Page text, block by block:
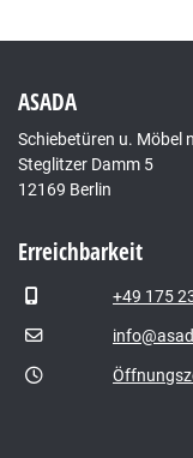
ASADA
Schiebetüren u. Möbel
Steglitzer Damm 5
12169 Berlin
Erreichbarkeit
+49 175